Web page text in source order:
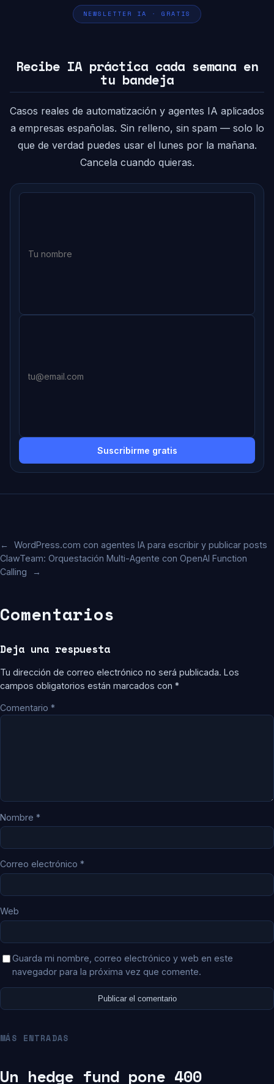
NEWSLETTER IA · GRATIS
Recibe IA práctica cada semana en
tu bandeja
Casos reales de automatización y agentes IA aplicados
a empresas españolas. Sin relleno, sin spam — solo lo
que de verdad puedes usar el lunes por la mañana.
Cancela cuando quieras.
Suscribirme gratis
←
WordPress.com con agentes IA para escribir y publicar posts
ClawTeam: Orquestación Multi-Agente con OpenAI Function
Calling
→
Comentarios
Deja una respuesta
Tu dirección de correo electrónico no será publicada. Los
campos obligatorios están marcados con *
Comentario *
Nombre *
Correo electrónico *
Web
Guarda mi nombre, correo electrónico y web en este
navegador para la próxima vez que comente.
MÁS ENTRADAS
Un hedge fund pone 400